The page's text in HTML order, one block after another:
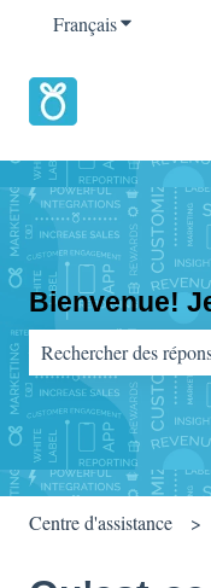
FrançaisAfficher le
Bienvenue!
Il n'y a aucune
Centre d'assistance